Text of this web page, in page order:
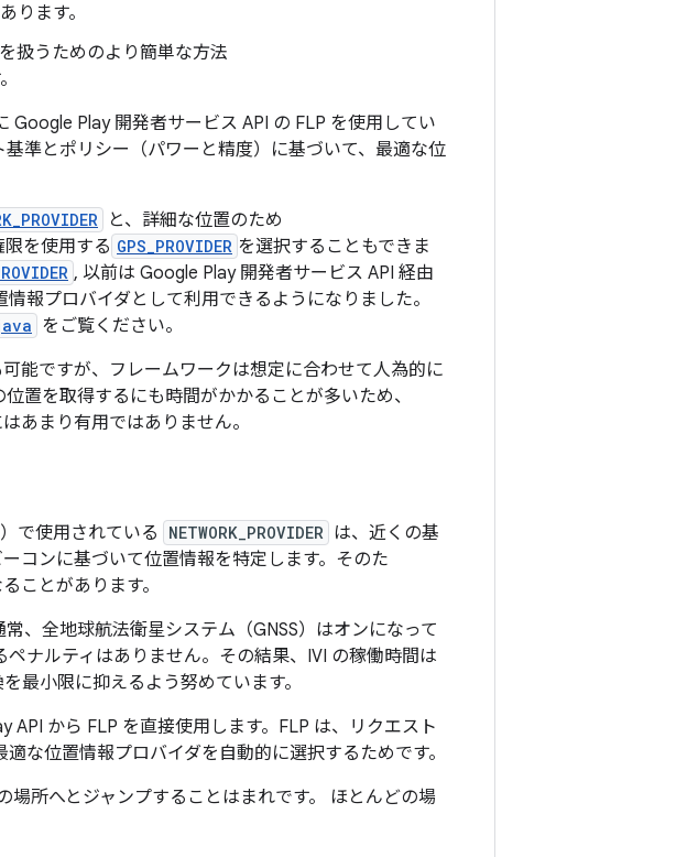
ります。
扱うためのより簡単な方法
Google Play 開発者サービス API の FLP を使用してい
準とポリシー（パワーと精度）に基づいて、最適な位
と、詳細な位置のため
限を使用する GPS_PROVIDER を選択することもできま
, 以前は Google Play 開発者サービス API 経由
情報プロバイダとして利用できるようになりました。
をご覧ください。
能ですが、フレームワークは想定に合わせて人為的に
置を取得するにも時間がかかることが多いため、
あまり有用ではありません。
で使用されている NETWORK_PROVIDER は、近くの基
コンに基づいて位置情報を特定します。そのた
ことがあります。
、全地球航法衛星システム（GNSS）はオンになって
ナルティはありません。その結果、IVI の稼働時間は
最小限に抑えるよう努めています。
API から FLP を直接使用します。FLP は、リクエスト
な位置情報プロバイダを自動的に選択するためです。
所へとジャンプすることはまれです。 ほとんどの場